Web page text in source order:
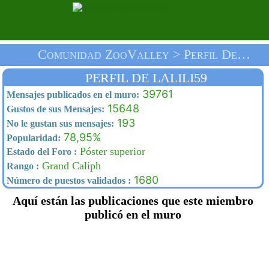
Comunidad ZooValley > Perfil De Lalili59 > Inicio
PERFIL DE LALILI59
Mensajes publicados en el muro: 39761
Gustos de sus Mensajes: 15648
No le gustan sus mensajes: 193
Popularidad: 78,95%
Estado del Foro : Póster superior
Rango : Grand Caliph
Número de puestos validados : 1680
Aquí están las publicaciones que este miembro
publicó en el muro